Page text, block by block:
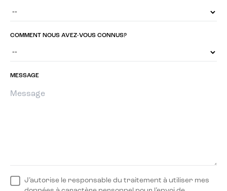
COMMENT NOUS AVEZ-VOUS CONNUS?
MESSAGE
J’autorise le responsable du traitement à utiliser mes